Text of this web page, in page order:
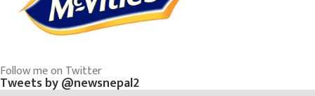
Follow me on Twitter
Tweets by @newsnepal2